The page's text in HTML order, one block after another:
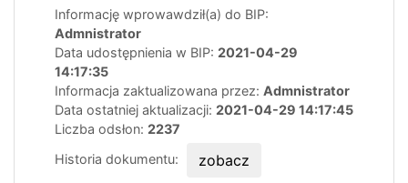
Informację wprowawdził(a) do BIP:
Admnistrator
Data udostępnienia w BIP: 2021-04-29
14:17:35
Informacja zaktualizowana przez: Admnistrator
Data ostatniej aktualizacji: 2021-04-29 14:17:45
Liczba odsłon: 2237
Historia dokumentu:
zobacz